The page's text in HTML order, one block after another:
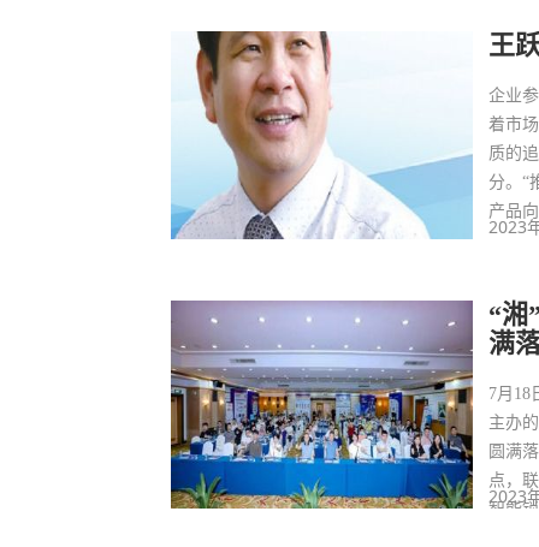
王
企业
着市
质的
分。“
产品
2023
“湘
满
7月18
主办
圆满
点，
智能
2023